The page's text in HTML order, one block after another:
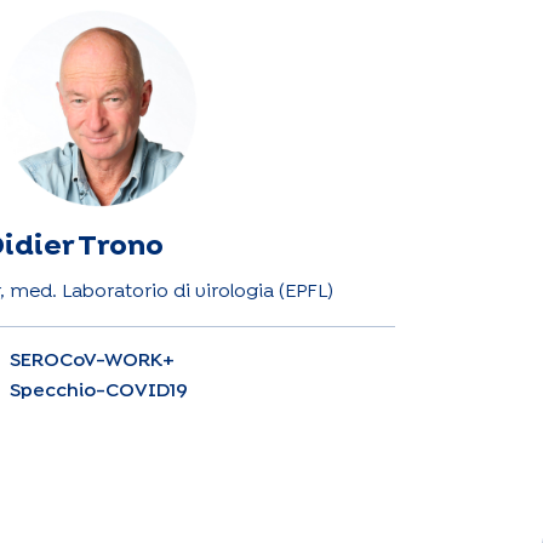
Trono
med. Laboratorio di virologia (EPFL)
SEROCoV-WORK+
Specchio-COVID19